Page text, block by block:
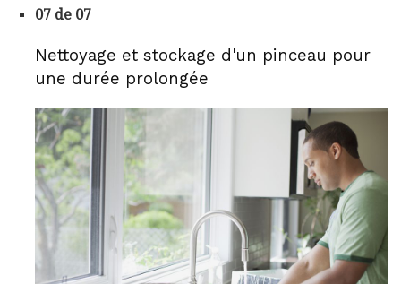
07 de 07
Nettoyage et stockage d'un pinceau pour
une durée prolongée